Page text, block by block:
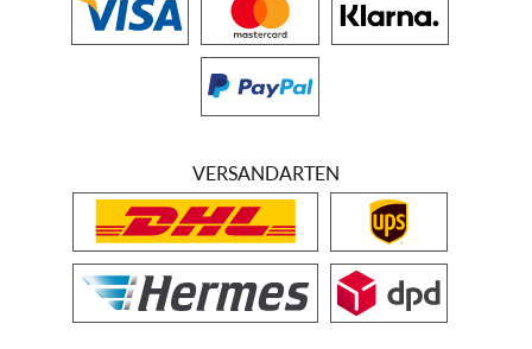
Weine aus dem Wagram Steigerungen der Qualität zu verzeichnen
sind. Als Geheimtips für ausgesprochen engagierte Betriebe der
Region werden die Orte Kirchberg (mit der Gebietsvinothek Weritas),
Großriedenthal, Fels und Feuersbrunn gehandelt.
VERSANDARTEN